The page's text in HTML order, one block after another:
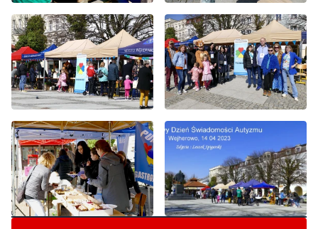
Byliście świadkami zdarzenia w naszym regionie? Chcecie
aby nasza redakcja zajęła się jakimś tematem? Czekamy na
Wasze sygnały i informacje. Można kontaktować się z naszą